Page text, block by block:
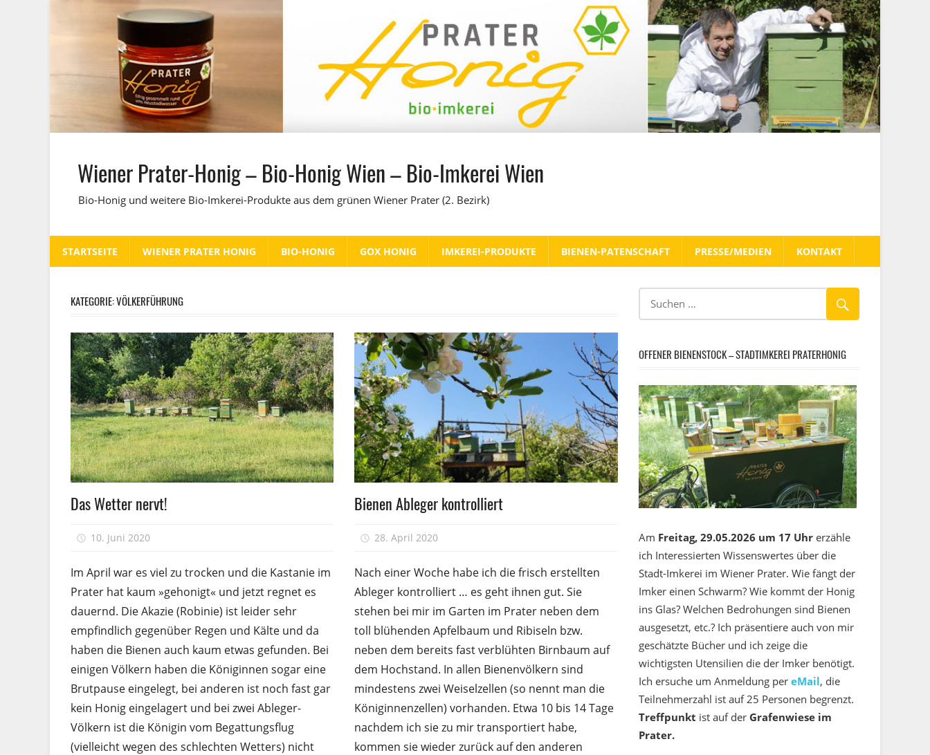
Wiener Prater-Honig – Bio-Honig Wien – Bio-Imkerei Wien
Bio-Honig und weitere Bio-Imkerei-Produkte aus dem grünen Wiener Prater (2. Bezirk)
STARTSEITE WIENER PRATER HONIG BIO-HONIG GOX HONIG IMKEREI-PRODUKTE BIENEN-PATENSCHAFT PRESSE/MEDIEN KONTAKT
KATEGORIE:VÖLKERFÜHRUNG
Völkerführung
Das Wetter nervt!
10. Juni 2020
Im April war es viel zu trocken und die Kastanie im
Prater hat kaum »gehonigt« und jetzt regnet es
dauernd. Die Akazie (Robinie) ist leider sehr
empfindlich gegenüber Regen und Kälte und da
haben die Bienen auch kaum etwas gefunden. Bei
einigen Völkern haben die Königinnen sogar eine
Brutpause eingelegt, bei anderen ist noch fast gar
kein Honig eingelagert und bei zwei Ableger-
Völkern ist die Königin vom Begattungsflug
(vielleicht wegen des schlechten Wetters) nicht
Völkerführung
Bienen Ableger kontrolliert
28. April 2020
Nach einer Woche habe ich die frisch erstellten
Ableger kontrolliert … es geht ihnen gut. Sie
stehen bei mir im Garten im Prater neben dem
toll blühenden Apfelbaum und Ribiseln bzw.
neben dem bereits fast verblühten Birnbaum auf
dem Hochstand. In allen Bienenvölkern sind
mindestens zwei Weiselzellen (so nennt man die
Königinnenzellen) vorhanden. Etwa 10 bis 14 Tage
nachdem ich sie zu mir transportiert habe,
kommen sie wieder zurück auf den anderen
OFFENER BIENENSTOCK – STADTIMKEREI PRATERHONIG
Am Freitag, 29.05.2026 um 17 Uhrerzähle
ich Interessierten Wissenswertes über die
Stadt-Imkerei im Wiener Prater. Wie fängt der
Imker einen Schwarm? Wie kommt der Honig
ins Glas? Welchen Bedrohungen sind Bienen
ausgesetzt, etc.? Ich präsentiere auch von mir
geschätzte Bücher und ich zeige die
wichtigsten Utensilien die der Imker benötigt.
Ich ersuche um Anmeldung per eMail, die
Teilnehmerzahl ist auf 25 Personen begrenzt.
Treffpunkt ist auf der Grafenwiese im
Prater.